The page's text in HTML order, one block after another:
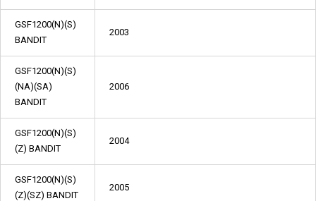
GSF1200(N)(S)
BANDIT
2003
GSF1200(N)(S)
(NA)(SA)
BANDIT
2006
GSF1200(N)(S)
(Z) BANDIT
2004
GSF1200(N)(S)
(Z)(SZ) BANDIT
2005